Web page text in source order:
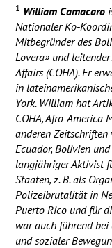
1 William Camacaro
Nationaler Ko-
Mitbegründer des
Lovera» und
Affairs (COHA). Er
in
York. William hat
COHA, Afro-America
anderen
Ecuador, Bolivien
langjähriger Aktivist
Staaten, z. B. als
Polizeibrutalität in
Puerto Rico und für
war auch führend bei
und sozialer